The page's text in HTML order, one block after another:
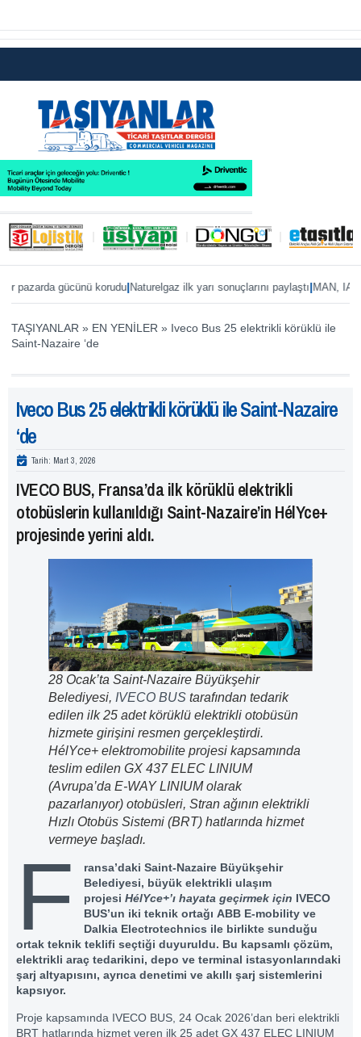
gücünü korudu|Naturelgaz ilk yarı sonuçlarını paylaştı|MAN, IAA
TAŞIYANLAR » EN YENİLER » Iveco Bus 25 elektrikli körüklü ile
Saint-Nazaire ‘de
Iveco Bus 25 elektrikli körüklü ile Saint-Nazaire
‘de
Tarih: Mart 3, 2026
IVECO BUS, Fransa’da ilk körüklü elektrikli
otobüslerin kullanıldığı Saint-Nazaire’in HélYce+
projesinde yerini aldı.
28 Ocak’ta Saint-Nazaire Büyükşehir
Belediyesi, IVECO BUS tarafından tedarik
edilen ilk 25 adet körüklü elektrikli otobüsün
hizmete girişini resmen gerçekleştirdi.
HélYce+ elektromobilite projesi kapsamında
teslim edilen GX 437 ELEC LINIUM
(Avrupa’da E-WAY LINIUM olarak
pazarlanıyor) otobüsleri, Stran ağının elektrikli
Hızlı Otobüs Sistemi (BRT) hatlarında hizmet
vermeye başladı.
F
ransa’daki Saint-Nazaire Büyükşehir
Belediyesi, büyük elektrikli ulaşım
projesi HélYce+’ı hayata geçirmek için IVECO
BUS’un iki teknik ortağı ABB E-mobility ve
Dalkia Electrotechnics ile birlikte sunduğu
ortak teknik teklifi seçtiği duyuruldu. Bu kapsamlı çözüm,
elektrikli araç tedarikini, depo ve terminal istasyonlarındaki
şarj altyapısını, ayrıca denetimi ve akıllı şarj sistemlerini
kapsıyor.
Proje kapsamında IVECO BUS, 24 Ocak 2026’dan beri elektrikli
BRT hatlarında hizmet veren ilk 25 adet GX 437 ELEC LINIUM